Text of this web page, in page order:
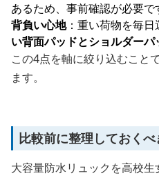
あるため、事前確認が必要で
背負い心地：重い荷物を毎日
い背面パッドとショルダーパ
この4点を軸に絞り込むこと
ます。
比較前に整理しておく
大容量防水リュックを高校